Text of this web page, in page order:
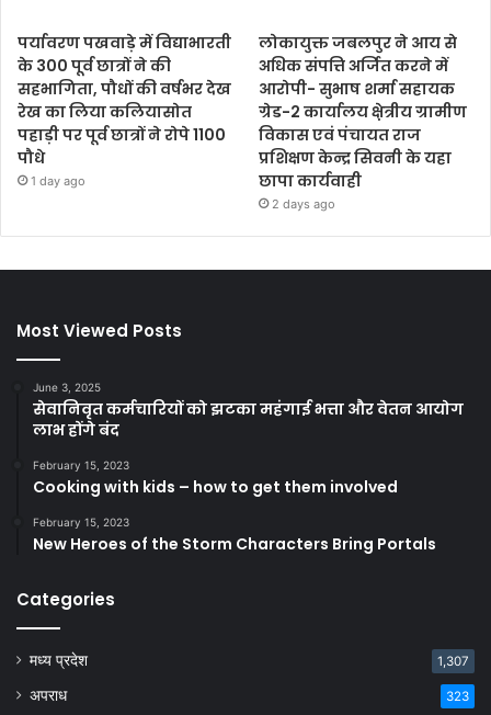
पर्यावरण पखवाड़े में विद्याभारती
के 300 पूर्व छात्रों ने की
सहभागिता, पौधों की वर्षभर देख
रेख का लिया कलियासोत
पहाड़ी पर पूर्व छात्रों ने रोपे 1100
पौधे
1 day ago
लोकायुक्त जबलपुर ने आय से
अधिक संपत्ति अर्जित करने में
आरोपी- सुभाष शर्मा सहायक
ग्रेड-2 कार्यालय क्षे़त्रीय ग्रामीण
विकास एवं पंचायत राज
प्रशिक्षण केन्द्र सिवनी के यहा
छापा कार्यवाही
2 days ago
Most Viewed Posts
June 3, 2025
सेवानिवृत कर्मचारियों को झटका महंगाई भत्ता और वेतन आयोग
लाभ होंगे बंद
February 15, 2023
Cooking with kids – how to get them involved
February 15, 2023
New Heroes of the Storm Characters Bring Portals
Categories
मध्य प्रदेश 1,307
अपराध 323